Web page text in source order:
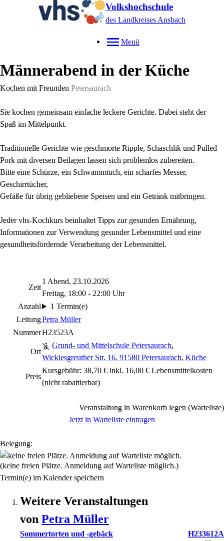
Volkshochschule
des Landkreises Ansbach
Menü
Männerabend in der Küche
Kochen mit Freunden Petersaurach
Sie kochen gemeinsam einfache leckere Gerichte. Dabei steht der
Spaß im Mittelpunkt.
Traditionelle Gerichte wie geschmorte Ripple, Schaschlik und Pulled
Pork mit diversen Beilagen lassen sich problemlos zubereiten.
Bitte eine Schürze, ein Schwammtuch, ein scharfes Messer,
Geschirrtücher,
Gefäße für übrig gebliebene Speisen und ein Getränk mitbringen.
Jeder vhs-Kochkurs beinhaltet Tipps zur gesunden Ernährung,
Informationen zur Verwendung gesunder Lebensmittel und eine
gesundheitsfördernde Verarbeitung der Lebensmittel.
Zeit
1 Abend, 23.10.2026
Freitag, 18:00 - 22:00 Uhr
Anzahl
1 Termin(e)
LeitungPetra Müller
NummerH23523A
Ort
Grund- und Mittelschule Petersaurach,
Wicklesgreuther Str. 16, 91580 Petersaurach, Küche
Preis
Kursgebühr: 38,70 € inkl. 16,00 € Lebensmittelkosten
(nicht rabattierbar)
Veranstaltung in Warenkorb legen (Warteliste)
Jetzt in Warteliste eintragen
Belegung:
(keine freien Plätze. Anmeldung auf Warteliste möglich.)
Termin(e) im Kalender speichern
Weitere Veranstaltungen
von Petra Müller
Sommertorten und -gebäck
H233612A